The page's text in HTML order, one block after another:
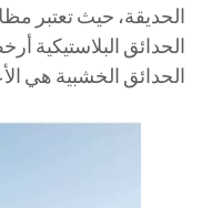
الحديقة، حيث تعتبر
الحدائق البلاستيكية
الحدائق الخشبية هي